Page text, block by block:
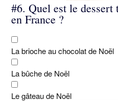
#6. Quel est le
en France ?
La brioche au chocolat de Noël
La bûche de Noël
Le gâteau de Noël